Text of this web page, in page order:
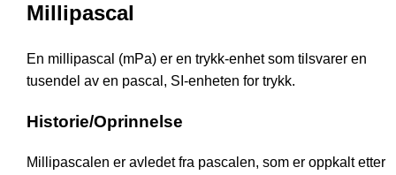
Millipascal
En millipascal (mPa) er en trykk-enhet som tilsvarer en
tusendel av en pascal, SI-enheten for trykk.
Historie/Oprinnelse
Millipascalen er avledet fra pascalen, som er oppkalt etter